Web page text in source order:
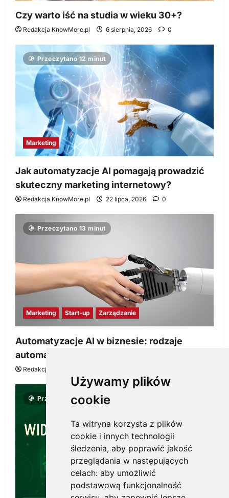
Używamy plików
cookie
Ta witryna korzysta z plików
cookie i innych technologii
śledzenia, aby poprawić jakość
przeglądania w następujących
celach: aby umożliwić
podstawową funkcjonalność
Czy warto iść na studia w wieku 30+?
Redakcja KnowMore.pl 6 sierpnia, 2026 0
Przeczytano 12 minut
Marketing
Jak automatyzacje AI pomagają prowadzić
skuteczny marketing internetowy?
Redakcja KnowMore.pl 22 lipca, 2026 0
Przeczytano 13 minut
Marketing Start-up Zarządzanie
Automatyzacje AI w biznesie: rodzaje
automatyzacji i korzyści dla Twojej firmy
Redakcja KnowMore.pl
Przeczytano 8 minut